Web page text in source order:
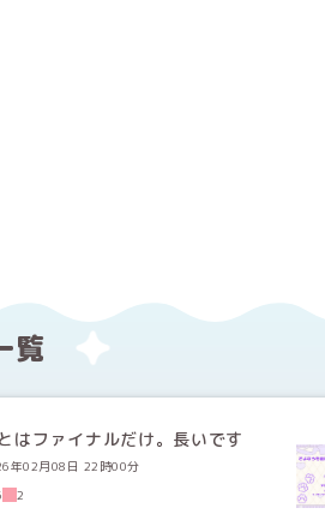
覧
はファイナルだけ。長いです
年02月08日 22時00分
2